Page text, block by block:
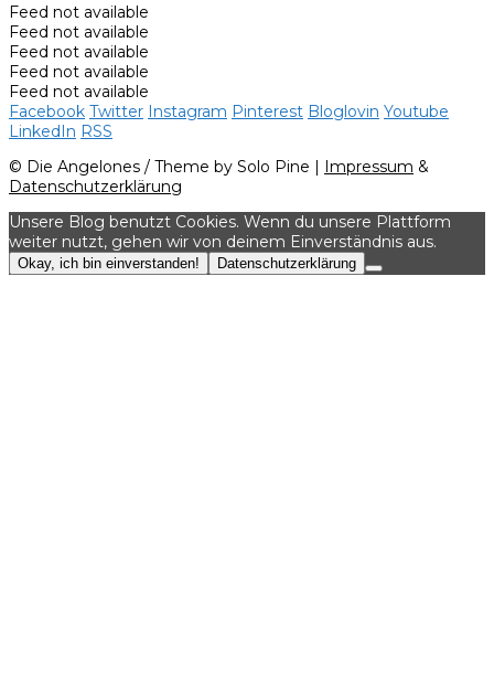
Feed not available
Feed not available
Feed not available
Feed not available
Feed not available
Facebook Twitter Instagram Pinterest Bloglovin Youtube
LinkedIn RSS
© Die Angelones / Theme by Solo Pine | Impressum &
Datenschutzerklärung
Unsere Blog benutzt Cookies. Wenn du unsere Plattform
weiter nutzt, gehen wir von deinem Einverständnis aus.
Okay, ich bin einverstanden! Datenschutzerklärung